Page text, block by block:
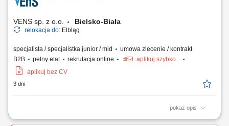
sprzętu stosowanego przy budowie tuneli) usuwanie usterek napędów
VENS sp. z o.o. Bielsko-Biała
relokacja do: Elbląg
specjalista / specjalistka junior / mid
umowa zlecenie / kontrakt
B2B
pełny etat rekrutacja online
aplikuj szybko
aplikuj bez CV
3 dni
pokaż opis
Inwentaryzacja instalacji procesowych: weryfikacja stanu instalacji